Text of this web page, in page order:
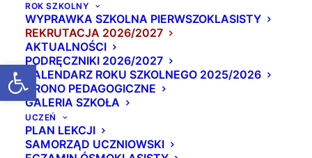
Otwórz pasek narzędzi
ROK SZKOLNY
WYPRAWKA SZKOLNA PIERWSZOKLASISTY
REKRUTACJA 2026/2027
AKTUALNOŚCI
PODRĘCZNIKI 2026/2027
KALENDARZ ROKU SZKOLNEGO 2025/2026
GRONO PEDAGOGICZNE
GALERIA SZKOŁA
UCZEŃ
PLAN LEKCJI
SAMORZĄD UCZNIOWSKI
Dzień Otwarty w Siód
emce - zapraszamy!